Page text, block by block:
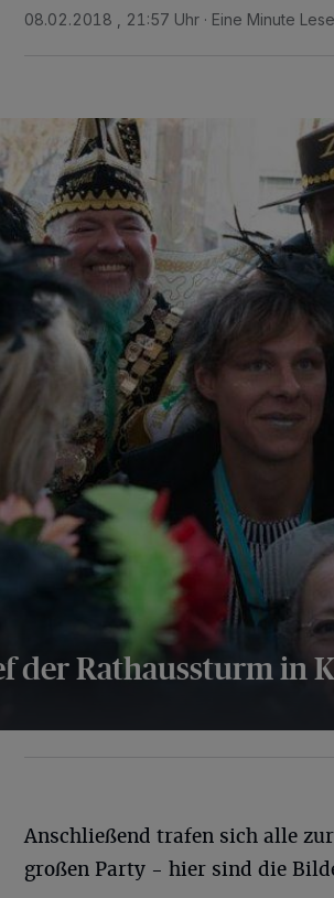
08.02.2018 , 21:57 Uhr Eine Minute
der Rathaussturm in
Anschließend trafen sich alle
großen Party - hier sind die